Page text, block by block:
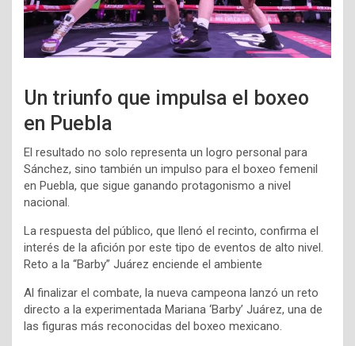
Un triunfo que impulsa el boxeo
en Puebla
El resultado no solo representa un logro personal para
Sánchez, sino también un impulso para el boxeo femenil
en Puebla, que sigue ganando protagonismo a nivel
nacional.
La respuesta del público, que llenó el recinto, confirma el
interés de la afición por este tipo de eventos de alto nivel.
Reto a la “Barby” Juárez enciende el ambiente
Al finalizar el combate, la nueva campeona lanzó un reto
directo a la experimentada Mariana ‘Barby’ Juárez, una de
las figuras más reconocidas del boxeo mexicano.